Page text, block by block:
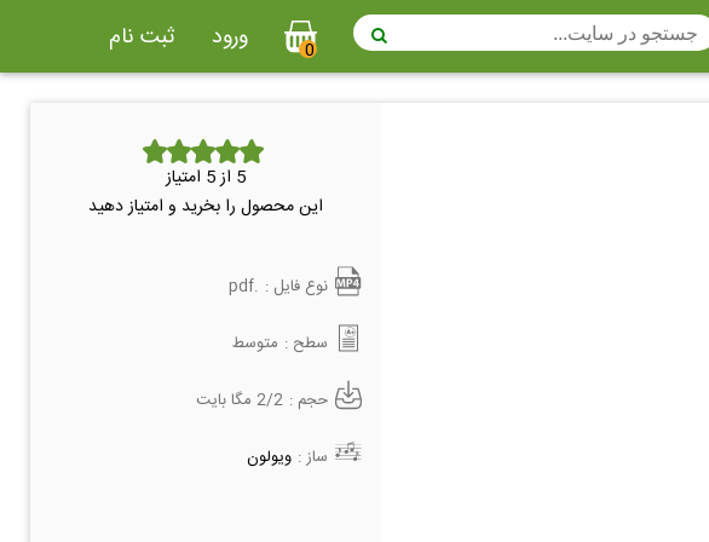
ثبت نام ورود 0
5 از 5 امتیاز
این محصول را بخرید و امتیاز دهید
نوع فایل : .pdf
سطح : متوسط
حجم : 2/2 مگا بایت
ساز : ویولون